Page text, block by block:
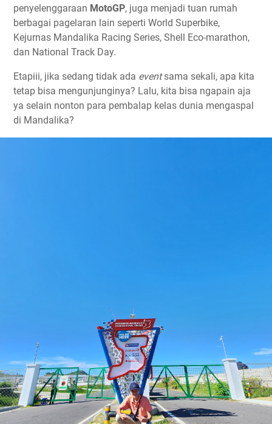
penyelenggaraan MotoGP, juga menjadi tuan rumah
berbagai pagelaran lain seperti World Superbike,
Kejurnas Mandalika Racing Series, Shell Eco-marathon,
dan National Track Day.
Etapiii, jika sedang tidak ada eventsama sekali, apa kita
tetap bisa mengunjunginya? Lalu, kita bisa ngapain aja
ya selain nonton para pembalap kelas dunia mengaspal
di Mandalika?